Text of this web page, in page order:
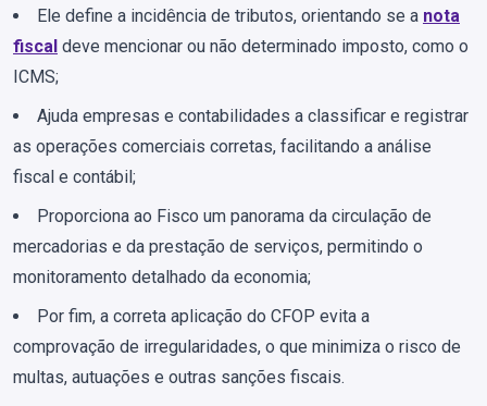
Ele define a incidência de tributos, orientando se a nota
fiscal deve mencionar ou não determinado imposto, como o
ICMS;
Ajuda empresas e contabilidades a classificar e registrar
as operações comerciais corretas, facilitando a análise
fiscal e contábil;
Proporciona ao Fisco um panorama da circulação de
mercadorias e da prestação de serviços, permitindo o
monitoramento detalhado da economia;
Por fim, a correta aplicação do CFOP evita a
comprovação de irregularidades, o que minimiza o risco de
multas, autuações e outras sanções fiscais.